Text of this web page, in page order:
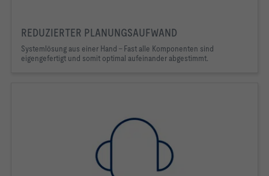
REDUZIERTER PLANUNGSAUFWAND
Systemlösung aus einer Hand – Fast alle Komponenten sind
eigengefertigt und somit optimal aufeinander abgestimmt.